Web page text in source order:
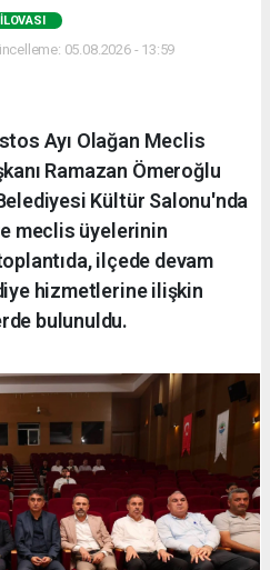
05.08.2026 - 13:59
Ayı Olağan Meclis
Ramazan Ömeroğlu
Kültür Salonu'nda
meclis üyelerinin
ilçede devam
hizmetlerine ilişkin
bulunuldu.